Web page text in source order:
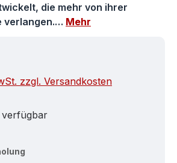
die mehr von ihrer
verlangen.… Mehr
zzgl. Versandkosten